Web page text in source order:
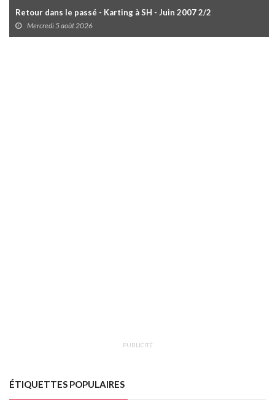
Retour dans le passé - Karting à SH - Juin 2007 2/2
Mercredi 5 août 2026
PUBLICITÉ
ÉTIQUETTES POPULAIRES